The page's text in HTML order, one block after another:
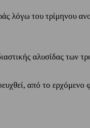
λόγω του τρίμηνου
αλυσίδας των
από το